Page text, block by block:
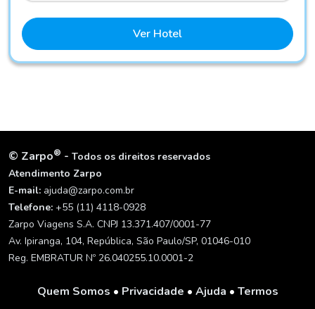
Ver Hotel
© Zarpo® - Todos os direitos reservados
Atendimento Zarpo
E-mail: ajuda@zarpo.com.br
Telefone: +55 (11) 4118-0928
Zarpo Viagens S.A. CNPJ 13.371.407/0001-77
Av. Ipiranga, 104, República, São Paulo/SP, 01046-010
Reg. EMBRATUR Nº 26.040255.10.0001-2
Quem Somos • Privacidade • Ajuda • Termos